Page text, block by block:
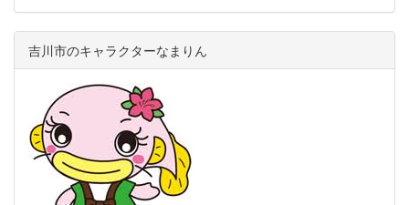
吉川市のキャラクターなまりん